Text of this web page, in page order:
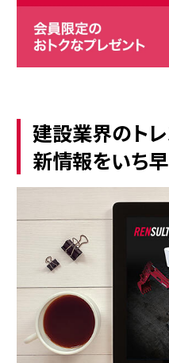
建設業界のト
新情報をいち